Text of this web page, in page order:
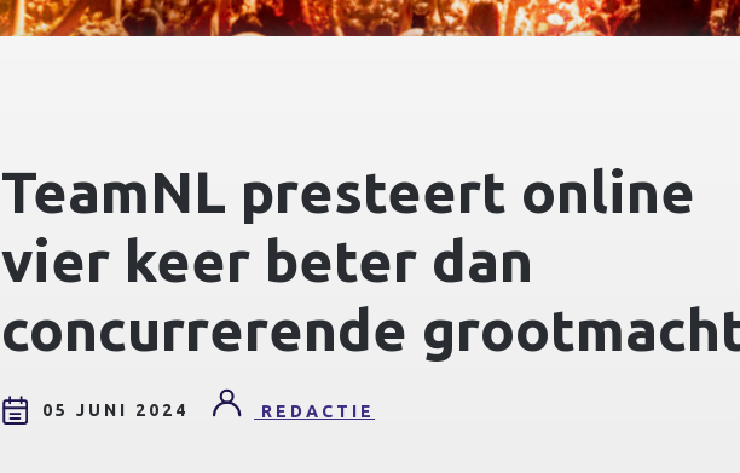
TeamNL presteert online
vier keer beter dan
concurrerende
05 JUNI 2024 REDACTIE